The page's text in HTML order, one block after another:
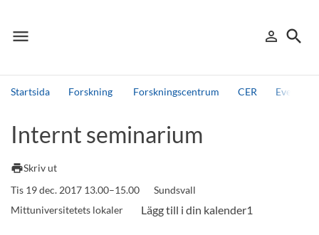
menu
Meny person_outline
Logga in
search
Sök
Startsida Forskning Forskningscentrum CER Events,
Andra söktjänster
Detta är vår testmiljö - endast testdata
Internt seminarium
printSkriv ut
Tis 19 dec. 2017 13.00–15.00
Sundsvall
Mittuniversitetets lokaler